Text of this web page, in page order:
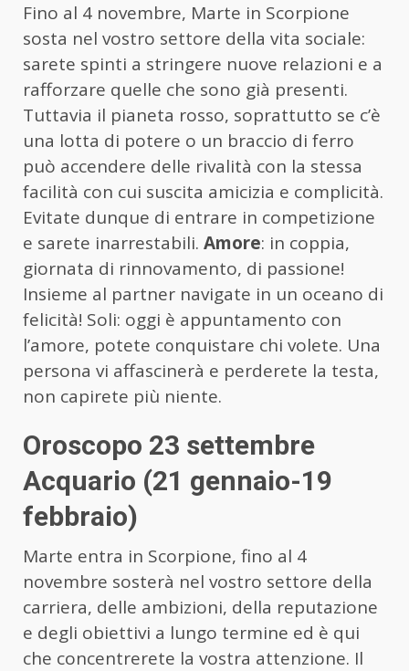
Fino al 4 novembre, Marte in Scorpione
sosta nel vostro settore della vita sociale:
sarete spinti a stringere nuove relazioni e a
rafforzare quelle che sono già presenti.
Tuttavia il pianeta rosso, soprattutto se c’è
una lotta di potere o un braccio di ferro
può accendere delle rivalità con la stessa
facilità con cui suscita amicizia e complicità.
Evitate dunque di entrare in competizione
e sarete inarrestabili. Amore: in coppia,
giornata di rinnovamento, di passione!
Insieme al partner navigate in un oceano di
felicità! Soli: oggi è appuntamento con
l’amore, potete conquistare chi volete. Una
persona vi affascinerà e perderete la testa,
non capirete più niente.
Oroscopo 23 settembre
Acquario (21 gennaio-19
febbraio)
Marte entra in Scorpione, fino al 4
novembre sosterà nel vostro settore della
carriera, delle ambizioni, della reputazione
e degli obiettivi a lungo termine ed è qui
che concentrerete la vostra attenzione. Il